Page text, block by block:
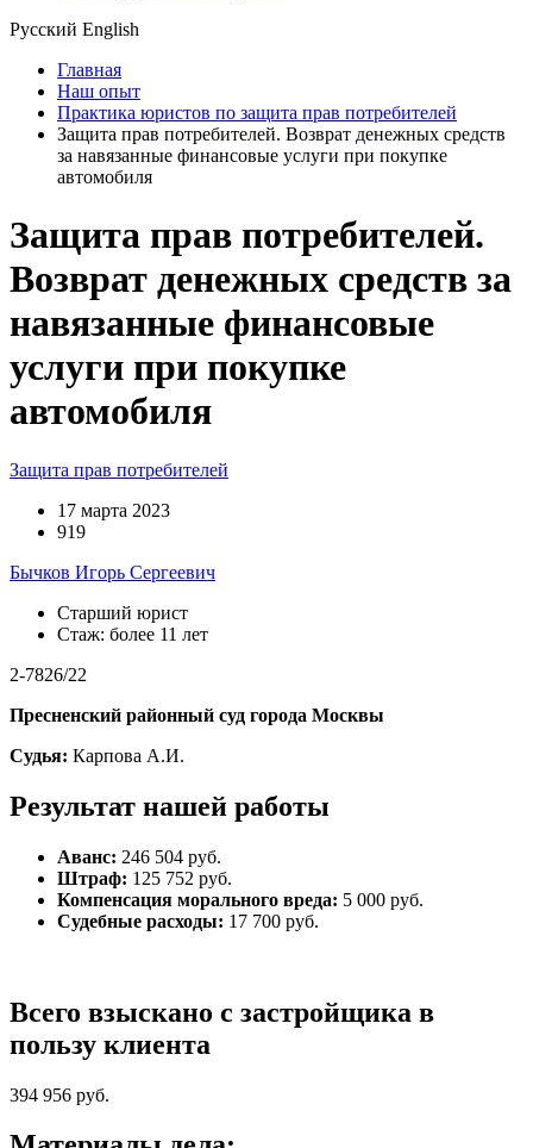
Русский English
Главная
Наш опыт
Практика юристов по защита прав потребителей
Защита прав потребителей. Возврат денежных средств
за навязанные финансовые услуги при покупке
автомобиля
Защита прав потребителей.
Возврат денежных средств за
навязанные финансовые
услуги при покупке
автомобиля
Защита прав потребителей
17 марта 2023
919
Бычков Игорь Сергеевич
Старший юрист
Стаж: более 11 лет
2-7826/22
Пресненский районный суд города Москвы
Судья: Карпова А.И.
Результат нашей работы
Аванс: 246 504 руб.
Штраф: 125 752 руб.
Компенсация морального вреда: 5 000 руб.
Судебные расходы: 17 700 руб.
Всего взыскано с застройщика в
пользу клиента
394 956 руб.